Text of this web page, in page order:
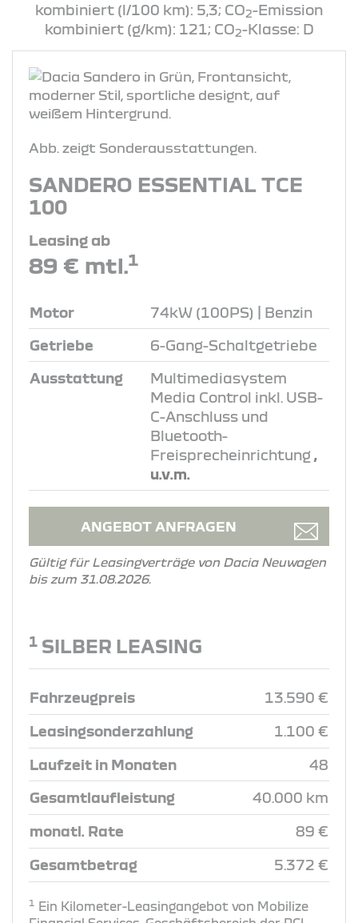
kombiniert (l/100 km): 5,3; CO2-Emission
kombiniert (g/km): 121; CO2-Klasse: D
Abb. zeigt Sonderausstattungen.
SANDERO ESSENTIAL TCE
100
Leasing ab
89 € mtl.1
Motor 74kW (100PS) | Benzin
Getriebe 6-Gang-Schaltgetriebe
Ausstattung
Multimediasystem
Media Control inkl. USB-
C-Anschluss und
Bluetooth-
Freisprecheinrichtung ,
u.v.m.
ANGEBOT ANFRAGEN
Gültig für Leasingverträge von Dacia Neuwagen
bis zum 31.08.2026.
1 SILBER LEASING
Fahrzeugpreis 13.590 €
Leasingsonderzahlung 1.100 €
Laufzeit in Monaten 48
Gesamtlaufleistung 40.000 km
monatl. Rate 89 €
Gesamtbetrag 5.372 €
1
Ein Kilometer-Leasingangebot von Mobilize